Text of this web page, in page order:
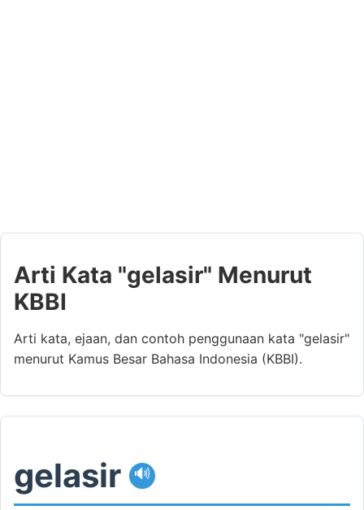
Arti Kata "gelasir" Menurut
KBBI
Arti kata, ejaan, dan contoh penggunaan kata "gelasir"
menurut Kamus Besar Bahasa Indonesia (KBBI).
gelasir 🔊